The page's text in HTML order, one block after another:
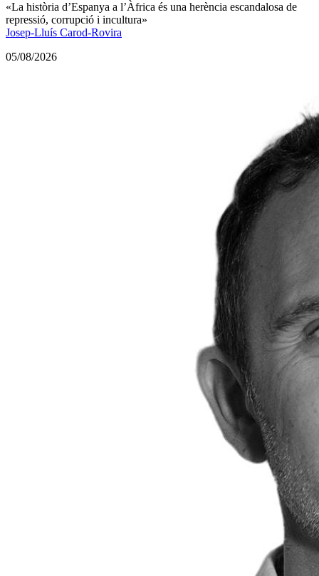
«La història d’Espanya a l’Àfrica és una herència escandalosa de
repressió, corrupció i incultura»
Josep-Lluís Carod-Rovira
05/08/2026